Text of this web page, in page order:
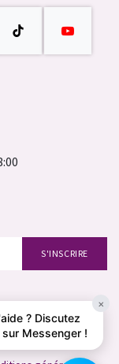
S'INSCRIRE
×
? Discutez
Messenger !